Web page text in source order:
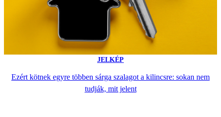
JELKÉP
Ezért kötnek egyre többen sárga szalagot a kilincsre: sokan nem
tudják, mit jelent